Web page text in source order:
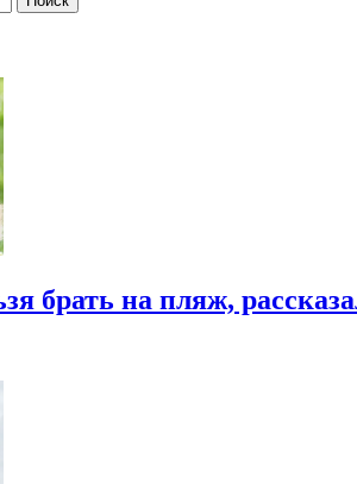
брать на пляж,